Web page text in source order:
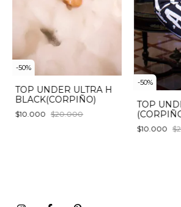
-50%
TOP UNDER ULTRA H
BLACK(CORPIÑO)
$10.000 $20.000
-50%
TOP
$10.000